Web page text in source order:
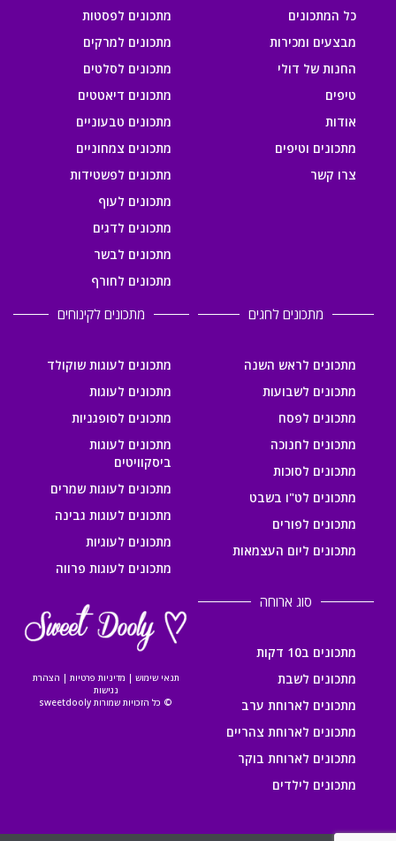
כל המתכונים
מבצעים ומכירות
החנות של דולי
טיפים
אודות
מתכונים וטיפים
צרו קשר
מתכונים לפסטות
מתכונים למרקים
מתכונים לסלטים
מתכונים דיאטטים
מתכונים טבעוניים
מתכונים צמחוניים
מתכונים לפשטידות
מתכונים לעוף
מתכונים לדגים
מתכונים לבשר
מתכונים לחורף
מתכונים לחגים
מתכונים לראש השנה
מתכונים לשבועות
מתכונים לפסח
מתכונים לחנוכה
מתכונים לסוכות
מתכונים לט"ו בשבט
מתכונים לפורים
מתכונים ליום העצמאות
מתכונים לקינוחים
מתכונים לעוגות שוקולד
מתכונים לעוגות
מתכונים לסופגניות
מתכונים לעוגות
ביסקוויטים
מתכונים לעוגות שמרים
מתכונים לעוגות גבינה
מתכונים לעוגיות
מתכונים לעוגות פרווה
סוג ארוחה
מתכונים ב10 דקות
מתכונים לשבת
מתכונים לארוחת ערב
מתכונים לארוחת צהריים
מתכונים לארוחת בוקר
מתכונים לילדים
תנאי שימוש | מדיניות פרטיות | הצהרת
נגישות
© כל הזכויות שמורות sweetdooly